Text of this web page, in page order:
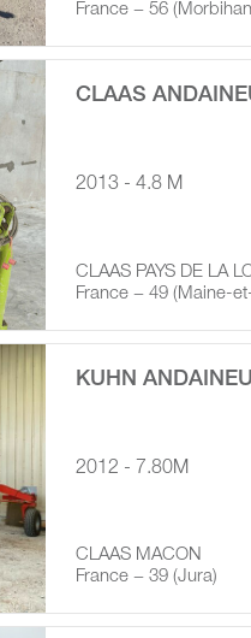
France − 56
CLAAS
2013 - 4.8 M
CLAAS PAYS DE LA
France − 49 (Maine-
KUHN
2012 - 7.80M
CLAAS MACON
France − 39 (Jura)